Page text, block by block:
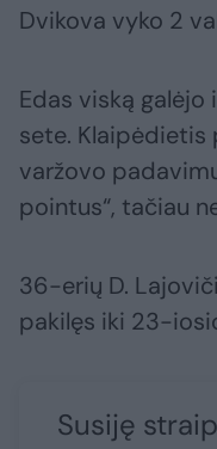
Dvikova vyko 2
Edas viską
sete. Klaipėdietis
varžovo
pointus“, tačiau
36-erių D.
pakilęs iki 23-
Susiję